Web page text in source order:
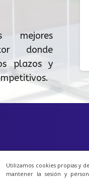
Utilizamos cookies propias y
mantener la sesión y
mejores
donde
plazos y